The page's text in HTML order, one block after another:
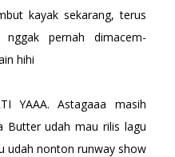
kayak sekarang, terus
pernah dimacem-
hihi
YAAA. Astagaaa masih
Butter udah mau rilis lagu
udah nonton runway show